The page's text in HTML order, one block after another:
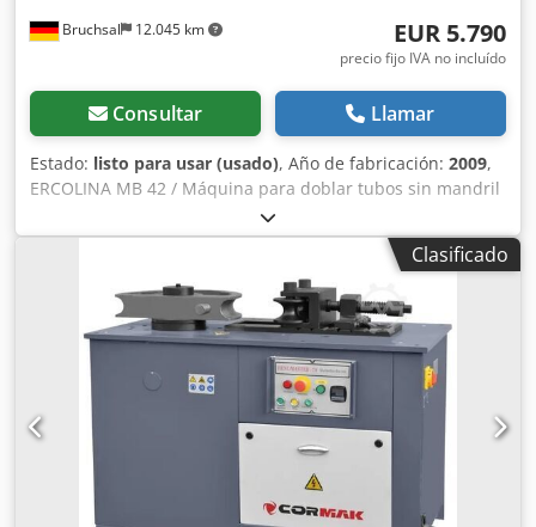
Bruchsal 12.045 km EUR 5.790
precio fijo IVA no incluído
Consultar Llamar
Estado: listo para usar (usado), Año de fabricación: 2009,
ERCOLINA MB 42 / Máquina para doblar tubos sin mandril
Cjdpfx Aieznm Nfotsrf -Certificación CE -Año de
fabricación: 2009 -Capacidad de doblado / tubo de acero:
42,4 x 3 mm -Diámetro máximo de tubo (aluminio / cobre):
54 x 2 mm -Capacidad de doblado / tubo para la
fabricación de muebles: 48 x 1,5 mm -Material sólido hasta
30 mm -Ángulo de doblado máximo: 210 grados -Control
electrónico con pantalla digital -Memoria para un máximo
de 30 programas -Programas con 9 dobladuras -Protección
contra sobrecarga: sí -Funcionamiento: pedal doble
(doblado - retorno) -Velocidad máxima de doblado: 2 U/min
-Incluye 1 herramienta -1,1 kW -Interruptor de pedal -
Documentación Dimensiones: Largo x Ancho x Alto: 0,5 x
0,6 x 1,2 metros / Peso: 100 kg Salvo errores y omisiones
Clasificado